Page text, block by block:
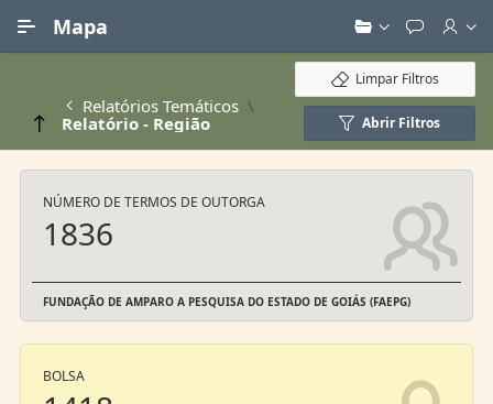
Mapa
Relatórios Temáticos
Relatório - Região
Limpar Filtros
Abrir Filtros
NÚMERO DE TERMOS DE OUTORGA
1836
FUNDAÇÃO DE AMPARO A PESQUISA DO ESTADO DE GOIÁS (FAEPG)
BOLSA